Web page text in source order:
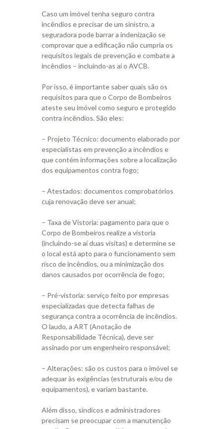
Caso um imóvel tenha seguro contra
incêndios e precisar de um sinistro, a
seguradora pode barrar a indenização se
comprovar que a edificação não cumpria os
requisitos legais de prevenção e combate a
incêndios – incluindo-as aí o AVCB.
Por isso, é importante saber quais são os
requisitos para que o Corpo de Bombeiros
ateste seu imóvel como seguro e protegido
contra incêndios. São eles:
– Projeto Técnico: documento elaborado por
especialistas em prevenção a incêndios e
que contém informações sobre a localização
dos equipamentos contra fogo;
– Atestados: documentos comprobatórios
cuja renovação deve ser anual;
– Taxa de Vistoria: pagamento para que o
Corpo de Bombeiros realize a vistoria
(incluindo-se aí duas visitas) e determine se
o local está apto para o funcionamento sem
risco de incêndios, ou a minimização dos
danos causados por ocorrência de fogo;
– Pré-vistoria: serviço feito por empresas
especializadas que detecta falhas de
segurança contra a ocorrência de incêndios.
O laudo, a ART (Anotação de
Responsabilidade Técnica), deve ser
assinado por um engenheiro responsável;
– Alterações: são os custos para o imóvel se
adequar às exigências (estruturais e/ou de
equipamentos), e variam bastante.
Além disso, síndicos e administradores
precisam se preocupar com a manutenção